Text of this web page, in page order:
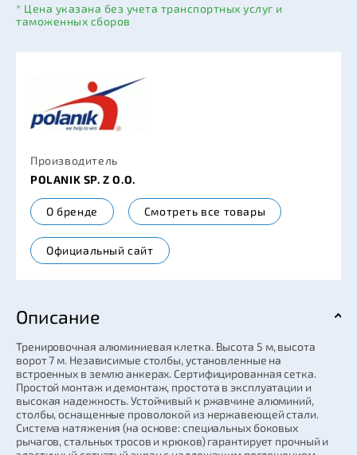
* Цена указана без учета транспортных услуг и
таможенных сборов
Производитель
POLANIK SP. Z O.O.
О бренде Смотреть все товары
Официальный сайт
Описание
Тренировочная алюминиевая клетка. Высота 5 м, высота
ворот 7 м. Независимые столбы, установленные на
встроенных в землю анкерах. Сертифицированная сетка.
Простой монтаж и демонтаж, простота в эксплуатации и
высокая надежность. Устойчивый к ржавчине алюминий,
столбы, оснащенные проволокой из нержавеющей стали.
Система натяжения (на основе: специальных боковых
рычагов, стальных тросов и крюков) гарантирует прочный и